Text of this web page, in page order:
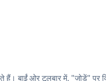
बाईं ओर टूलबार में, "जोड़ें" पर